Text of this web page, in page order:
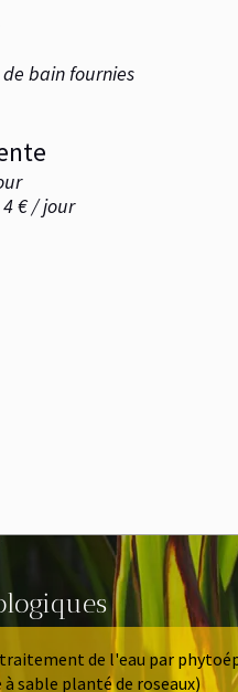
fournies
jour
de l'eau par
de roseaux)